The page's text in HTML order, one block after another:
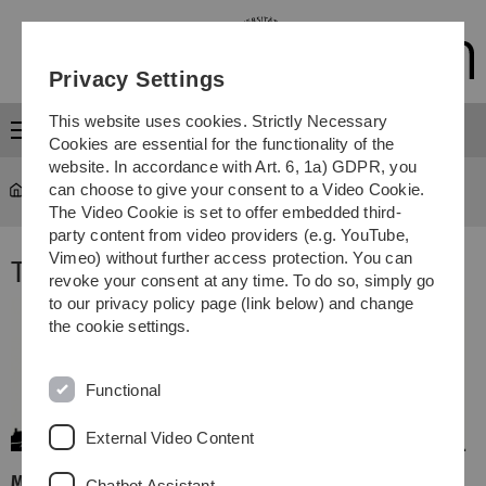
Skip
Skip
Skip
Skip
Menu
Centre for Teaching Development ... Tag der Lehre 2026
Tag der Lehre 2026
Mittwoch, 25. November 2026, ab 11:30 Uhr
Privacy Settings
This website uses cookies. Strictly Necessary
Cookies are essential for the functionality of the
website. In accordance with Art. 6, 1a) GDPR, you
can choose to give your consent to a Video Cookie.
The Video Cookie is set to offer embedded third-
party content from video providers (e.g. YouTube,
Vimeo) without further access protection. You can
revoke your consent at any time. To do so, simply go
to our privacy policy page (link below) and change
the cookie settings.
Functional
External Video Content